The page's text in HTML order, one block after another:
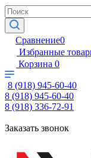
Сравнение0
Избранные
Корзина 0
8 (918) 945-60-40
8 (918) 945-60-40
8 (918) 336-72-91
Заказать звонок